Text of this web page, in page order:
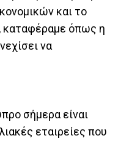
και το
καταφέραμε όπως η
να
σήμερα είναι
εταιρείες που